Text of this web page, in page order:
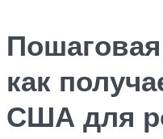
как
США для